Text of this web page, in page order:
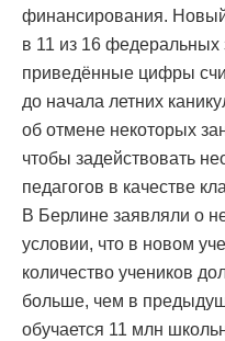
финансирования.
в 11 из 16 федеральных
приведённые цифры
до начала летних
об отмене некоторых
чтобы задействовать
педагогов в качестве
В Берлине заявляли о
условии, что в новом
количество учеников
больше, чем в
обучается 11 млн